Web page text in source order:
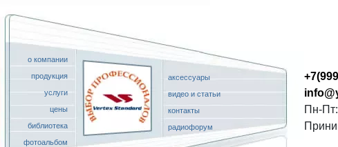
о компании
продукция
услуги
цены
библиотека
фотоальбом
аксессуары
видео и статьи
контакты
радиофорум
Пн-